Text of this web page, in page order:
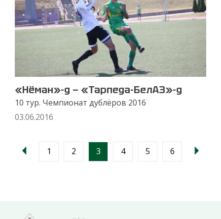
«Нёман»-д — «Тарпеда-БелАЗ»-д
10 тур. Чемпионат дублёров 2016
03.06.2016
1 2 3 4 5 6